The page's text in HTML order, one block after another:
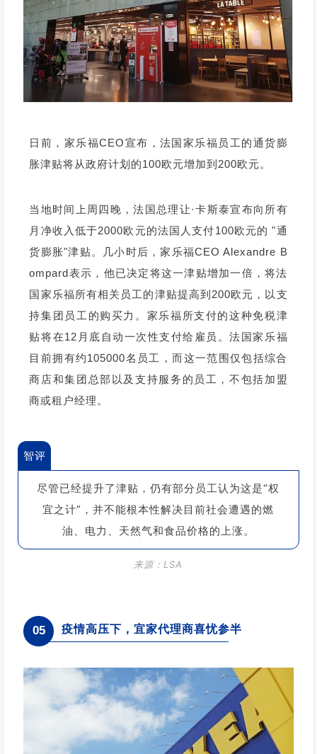
日前，家乐福CEO宣布，法国家乐福员工的通货膨
胀津贴将从政府计划的100欧元增加到200欧元。
当地时间上周四晚，法国总理让·卡斯泰宣布向所有
月净收入低于2000欧元的法国人支付100欧元的 "通
货膨胀"津贴。几小时后，家乐福CEO Alexandre B
ompard表示，他已决定将这一津贴增加一倍，将法
国家乐福所有相关员工的津贴提高到200欧元，以支
持集团员工的购买力。家乐福所支付的这种免税津
贴将在12月底自动一次性支付给雇员。法国家乐福
目前拥有约105000名员工，而这一范围仅包括综合
商店和集团总部以及支持服务的员工，不包括加盟
商或租户经理。
智评
尽管已经提升了津贴，仍有部分员工认为这是“权
宜之计”，并不能根本性解决目前社会遭遇的燃
油、电力、天然气和食品价格的上涨。
来源：LSA
05 疫情高压下，宜家代理商喜忧参半